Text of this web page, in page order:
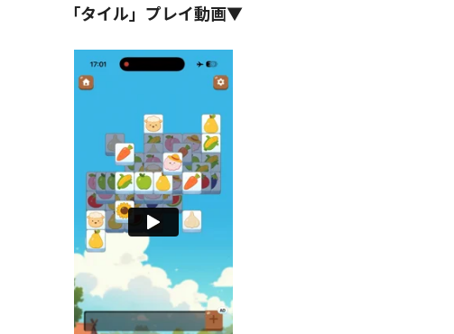
「タイル」プレイ動画▼